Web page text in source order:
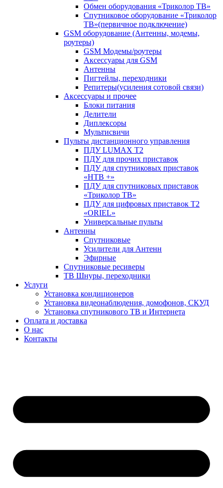
Обмен оборудования «Триколор ТВ»
Спутниковое оборудование «Триколор
ТВ»(первичное подключение)
GSM оборудование (Антенны, модемы,
роутеры)
GSM Модемы/роутеры
Аксессуары для GSM
Антенны
Пигтейлы, переходники
Репитеры(усиления сотовой связи)
Аксессуары и прочее
Блоки питания
Делители
Диплексоры
Мультисвичи
Пульты дистанционного управления
ПДУ LUMAX Т2
ПДУ для прочих приставок
ПДУ для спутниковых приставок
«НТВ +»
ПДУ для спутниковых приставок
«Триколор ТВ»
ПДУ для цифровых приставок Т2
«ORIEL»
Универсальные пульты
Антенны
Спутниковые
Усилители для Антенн
Эфирные
Спутниковые ресиверы
ТВ Шнуры, переходники
Услуги
Установка кондиционеров
Установка видеонаблюдения, домофонов, СКУД
Установка спутникового ТВ и Интернета
Оплата и доставка
О нас
Контакты